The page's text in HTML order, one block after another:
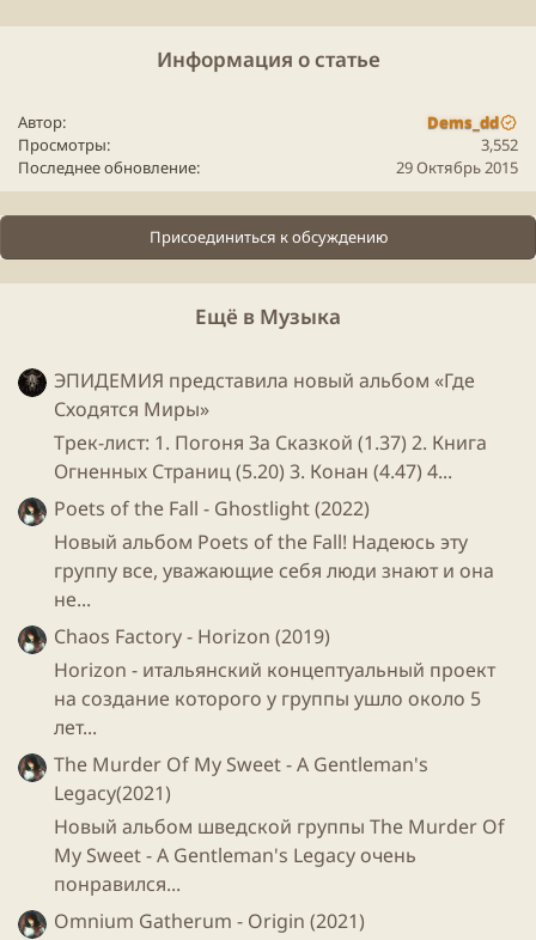
Информация о статье
Автор
Dems_dd
Просмотры
3,552
Последнее обновление
29 Октябрь 2015
Присоединиться к обсуждению
Ещё в Музыка
ЭПИДЕМИЯ представила новый альбом «Где
Сходятся Миры»
Трек-лист: 1. Погоня За Сказкой (1.37) 2. Книга
Огненных Страниц (5.20) 3. Конан (4.47) 4...
Poets of the Fall - Ghostlight (2022)
Новый альбом Poets of the Fall! Надеюсь эту
группу все, уважающие себя люди знают и она
не...
Chaos Factory - Horizon (2019)
Horizon - итальянский концептуальный проект
на создание которого у группы ушло около 5
лет...
The Murder Of My Sweet - A Gentleman's
Legacy(2021)
Новый альбом шведской группы The Murder Of
My Sweet - A Gentleman's Legacy очень
понравился...
Omnium Gatherum - Origin (2021)